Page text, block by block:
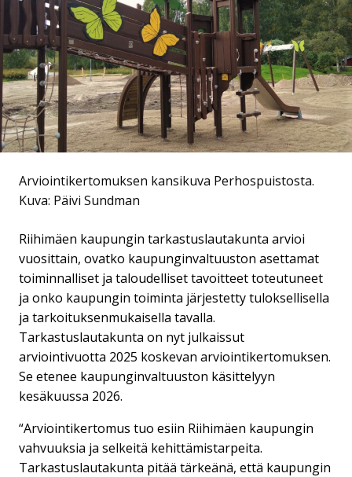
Arviointikertomuksen kansikuva Perhospuistosta.
Kuva: Päivi Sundman
Riihimäen kaupungin tarkastuslautakunta arvioi
vuosittain, ovatko kaupunginvaltuuston asettamat
toiminnalliset ja taloudelliset tavoitteet toteutuneet
ja onko kaupungin toiminta järjestetty tuloksellisella
ja tarkoituksenmukaisella tavalla.
Tarkastuslautakunta on nyt julkaissut
arviointivuotta 2025 koskevan arviointikertomuksen.
Se etenee kaupunginvaltuuston käsittelyyn
kesäkuussa 2026.
“Arviointikertomus tuo esiin Riihimäen kaupungin
vahvuuksia ja selkeitä kehittämistarpeita.
Tarkastuslautakunta pitää tärkeänä, että kaupungin